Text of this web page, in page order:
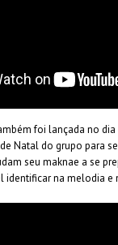
foi lançada no dia
Natal do grupo para
seu maknae a se
identificar na melodia e